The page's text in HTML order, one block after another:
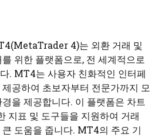
4)는 외환 거래 및
위한 플랫폼으로, 전 세계적으로
. MT4는 사용자 친화적인 인터페
공하여 초보자부터 전문가까지 모
을 제공합니다. 이 플랫폼은 차트
지표 및 도구들을 지원하여 거래
도움을 줍니다. MT4의 주요 기